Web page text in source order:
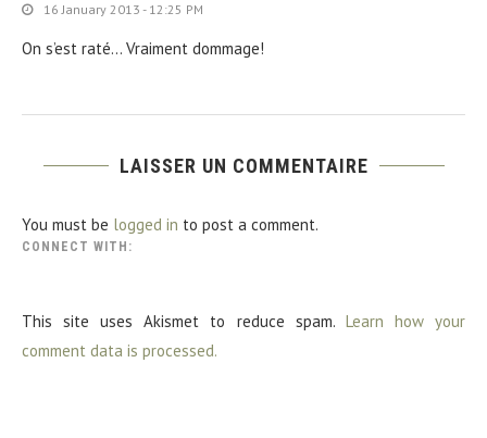
16 January 2013 - 12:25 PM
On s’est raté… Vraiment dommage!
LAISSER UN COMMENTAIRE
You must be logged in to post a comment.
CONNECT WITH:
This site uses Akismet to reduce spam. Learn how your
comment data is processed.